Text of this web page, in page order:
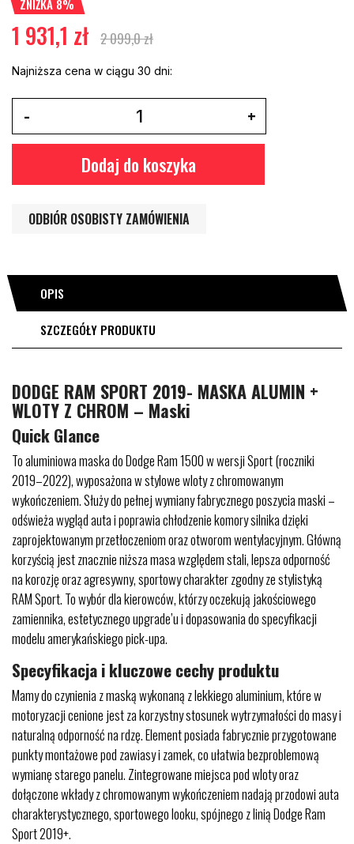
ZNIŻKA 8%
1 931,1 zł 2 099,0 zł
Najniższa cena w ciągu 30 dni:
Dodaj do koszyka
ODBIÓR OSOBISTY ZAMÓWIENIA
OPIS
SZCZEGÓŁY PRODUKTU
DODGE RAM SPORT 2019- MASKA ALUMIN +
WLOTY Z CHROM – Maski
Quick Glance
To aluminiowa maska do Dodge Ram 1500 w wersji Sport (roczniki
2019–2022), wyposażona w stylowe wloty z chromowanym
wykończeniem. Służy do pełnej wymiany fabrycznego poszycia maski –
odświeża wygląd auta i poprawia chłodzenie komory silnika dzięki
zaprojektowanym przetłoczeniom oraz otworom wentylacyjnym. Główną
korzyścią jest znacznie niższa masa względem stali, lepsza odporność
na korozję oraz agresywny, sportowy charakter zgodny ze stylistyką
RAM Sport. To wybór dla kierowców, którzy oczekują jakościowego
zamiennika, estetycznego upgrade’u i dopasowania do specyfikacji
modelu amerykańskiego pick-upa.
Specyfikacja i kluczowe cechy produktu
Mamy do czynienia z maską wykonaną z lekkiego aluminium, które w
motoryzacji cenione jest za korzystny stosunek wytrzymałości do masy i
naturalną odporność na rdzę. Element posiada fabrycznie przygotowane
punkty montażowe pod zawiasy i zamek, co ułatwia bezproblemową
wymianę starego panelu. Zintegrowane miejsca pod wloty oraz
dołączone wkłady z chromowanym wykończeniem nadają przodowi auta
charakterystycznego, sportowego looku, spójnego z linią Dodge Ram
Sport 2019+.